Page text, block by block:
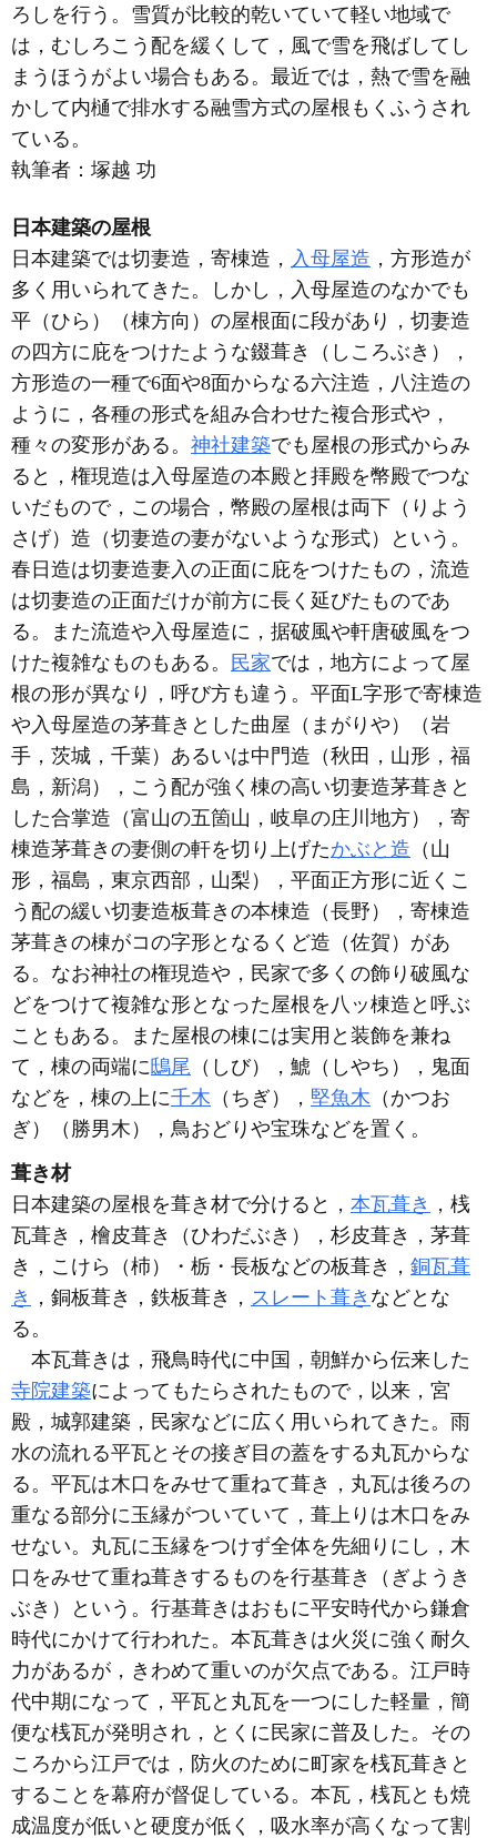
ろしを行う。雪質が比較的乾いていて軽い地域で
は，むしろこう配を緩くして，風で雪を飛ばしてし
まうほうがよい場合もある。最近では，熱で雪を融
かして内樋で排水する融雪方式の屋根もくふうされ
ている。
執筆者： 塚越 功
日本建築の屋根
日本建築では切妻造，寄棟造， 入母屋造 ，方形造が
多く用いられてきた。しかし，入母屋造のなかでも
平（ひら）（棟方向）の屋根面に段があり，切妻造
の四方に庇をつけたような錣葺き（しころぶき），
方形造の一種で6面や8面からなる六注造，八注造の
ように，各種の形式を組み合わせた複合形式や，
種々の変形がある。 神社建築でも屋根の形式からみ
ると，権現造は入母屋造の本殿と拝殿を幣殿でつな
いだもので，この場合，幣殿の屋根は両下（りよう
さげ）造（切妻造の妻がないような形式）という。
春日造は切妻造妻入の正面に庇をつけたもの，流造
は切妻造の正面だけが前方に長く延びたものであ
る。また流造や入母屋造に，据破風や軒唐破風をつ
けた複雑なものもある。 民家では，地方によって屋
根の形が異なり，呼び方も違う。平面L字形で寄棟造
や入母屋造の茅葺きとした曲屋（まがりや）（岩
手，茨城，千葉）あるいは中門造（秋田，山形，福
島，新潟），こう配が強く棟の高い切妻造茅葺きと
した合掌造（富山の五箇山，岐阜の庄川地方），寄
棟造茅葺きの妻側の軒を切り上げたかぶと造 （山
形，福島，東京西部，山梨），平面正方形に近くこ
う配の緩い切妻造板葺きの本棟造（長野），寄棟造
茅葺きの棟がコの字形となるくど造（佐賀）があ
る。なお神社の権現造や，民家で多くの飾り破風な
どをつけて複雑な形となった屋根を八ッ棟造と呼ぶ
こともある。また屋根の棟には実用と装飾を兼ね
て，棟の両端に鴟尾 （しび），鯱（しやち），鬼面
などを，棟の上に千木 （ちぎ）， 堅魚木 （かつお
ぎ）（勝男木），鳥おどりや宝珠などを置く。
葺き材
日本建築の屋根を葺き材で分けると， 本瓦葺き ，桟
瓦葺き，檜皮葺き（ひわだぶき），杉皮葺き，茅葺
き，こけら（杮）・栃・長板などの板葺き， 銅瓦葺
き ，銅板葺き，鉄板葺き， スレート葺き などとな
る。
本瓦葺きは，飛鳥時代に中国，朝鮮から伝来した
寺院建築によってもたらされたもので，以来，宮
殿，城郭建築，民家などに広く用いられてきた。雨
水の流れる平瓦とその接ぎ目の蓋をする丸瓦からな
る。平瓦は木口をみせて重ねて葺き，丸瓦は後ろの
重なる部分に玉縁がついていて，葺上りは木口をみ
せない。丸瓦に玉縁をつけず全体を先細りにし，木
口をみせて重ね葺きするものを行基葺き（ぎようき
ぶき）という。行基葺きはおもに平安時代から鎌倉
時代にかけて行われた。本瓦葺きは火災に強く耐久
力があるが，きわめて重いのが欠点である。江戸時
代中期になって，平瓦と丸瓦を一つにした軽量，簡
便な桟瓦が発明され，とくに民家に普及した。その
ころから江戸では，防火のために町家を桟瓦葺きと
することを幕府が督促している。本瓦，桟瓦とも焼
成温度が低いと硬度が低く，吸水率が高くなって割